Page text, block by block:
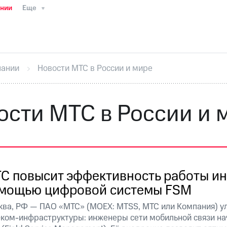
Еще
ИнтервьюФинансовая отчетность
секретарьРаскрытие информации
кабинет акционераАкционерный капитал
погашении именных облигаций Другое
Новости МТС в России и мире
МТС в России и
повысит эффективность работы
цифровой системы FSM
РФ — ПАО «МТС» (MOEX: MTSS, МТС или Компания)
инфраструктуры: инженеры сети мобильной связи